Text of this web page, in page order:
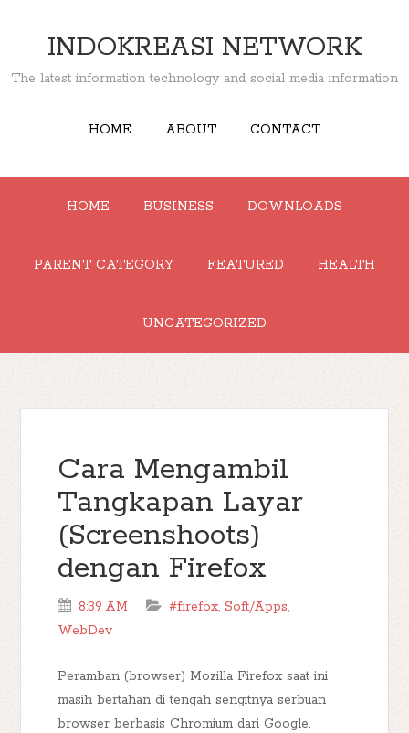
INDOKREASI NETWORK
The latest information technology and social media information
HOME ABOUT CONTACT
HOME BUSINESS DOWNLOADS
PARENT CATEGORY FEATURED HEALTH
UNCATEGORIZED
Cara Mengambil
Tangkapan Layar
(Screenshoots)
dengan Firefox
8:39 AM #firefox,Soft/Apps,
WebDev
Peramban (browser) Mozilla Firefox saat ini
masih bertahan di tengah sengitnya serbuan
browser berbasis Chromium dari Google.